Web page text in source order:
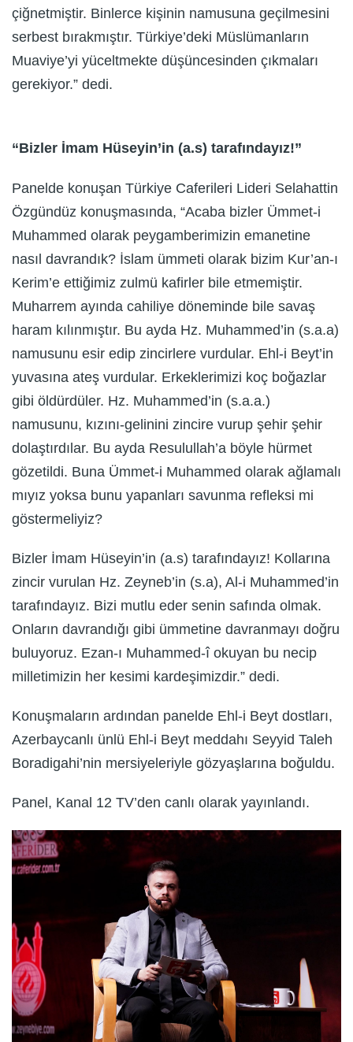
çiğnetmiştir. Binlerce kişinin namusuna geçilmesini
serbest bırakmıştır. Türkiye’deki Müslümanların
Muaviye’yi yüceltmekte düşüncesinden çıkmaları
gerekiyor.” dedi.
“Bizler İmam Hüseyin’in (a.s) tarafındayız!”
Panelde konuşan Türkiye Caferileri Lideri Selahattin
Özgündüz konuşmasında, “Acaba bizler Ümmet-i
Muhammed olarak peygamberimizin emanetine
nasıl davrandık? İslam ümmeti olarak bizim Kur’an-ı
Kerim’e ettiğimiz zulmü kafirler bile etmemiştir.
Muharrem ayında cahiliye döneminde bile savaş
haram kılınmıştır. Bu ayda Hz. Muhammed’in (s.a.a)
namusunu esir edip zincirlere vurdular. Ehl-i Beyt’in
yuvasına ateş vurdular. Erkeklerimizi koç boğazlar
gibi öldürdüler. Hz. Muhammed’in (s.a.a.)
namusunu, kızını-gelinini zincire vurup şehir şehir
dolaştırdılar. Bu ayda Resulullah’a böyle hürmet
gözetildi. Buna Ümmet-i Muhammed olarak ağlamalı
mıyız yoksa bunu yapanları savunma refleksi mi
göstermeliyiz?
Bizler İmam Hüseyin’in (a.s) tarafındayız! Kollarına
zincir vurulan Hz. Zeyneb’in (s.a), Al-i Muhammed’in
tarafındayız. Bizi mutlu eder senin safında olmak.
Onların davrandığı gibi ümmetine davranmayı doğru
buluyoruz. Ezan-ı Muhammed-î okuyan bu necip
milletimizin her kesimi kardeşimizdir.” dedi.
Konuşmaların ardından panelde Ehl-i Beyt dostları,
Azerbaycanlı ünlü Ehl-i Beyt meddahı Seyyid Taleh
Boradigahi’nin mersiyeleriyle gözyaşlarına boğuldu.
Panel, Kanal 12 TV’den canlı olarak yayınlandı.